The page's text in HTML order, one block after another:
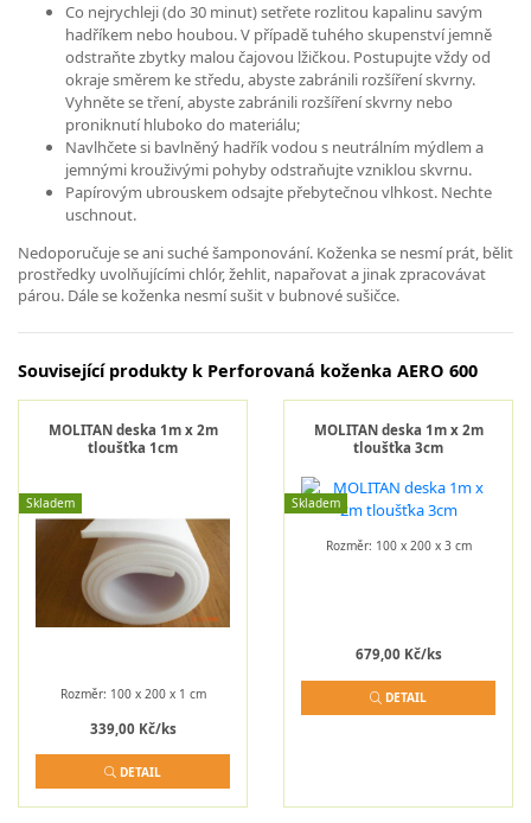
Co nejrychleji (do 30 minut) setřete rozlitou kapalinu savým
hadříkem nebo houbou. V případě tuhého skupenství jemně
odstraňte zbytky malou čajovou lžičkou. Postupujte vždy od
okraje směrem ke středu, abyste zabránili rozšíření skvrny.
Vyhněte se tření, abyste zabránili rozšíření skvrny nebo
proniknutí hluboko do materiálu;
Navlhčete si bavlněný hadřík vodou s neutrálním mýdlem a
jemnými krouživými pohyby odstraňujte vzniklou skvrnu.
Papírovým ubrouskem odsajte přebytečnou vlhkost. Nechte
uschnout.
Nedoporučuje se ani suché šamponování. Koženka se nesmí prát, bělit
prostředky uvolňujícími chlór, žehlit, napařovat a jinak zpracovávat
párou. Dále se koženka nesmí sušit v bubnové sušičce.
Související produkty k Perforovaná koženka AERO 600
MOLITAN deska 1m x 2m
tloušťka 1cm
Skladem
Rozměr: 100 x 200 x 1 cm
339,00 Kč/ks
DETAIL
MOLITAN deska 1m x 2m
tloušťka 3cm
Skladem
Rozměr: 100 x 200 x 3 cm
679,00 Kč/ks
DETAIL